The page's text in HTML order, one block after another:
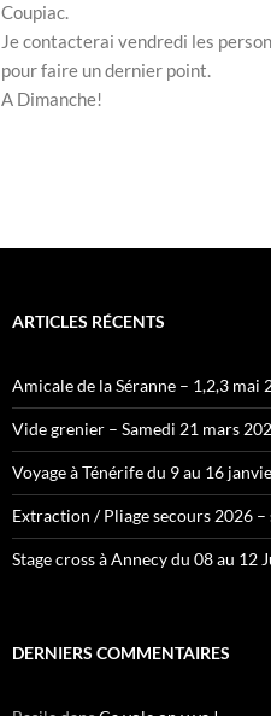
Coupiac.
Je contacterai vendredi les
pour faire un dernier point.
A Dimanche!
ARTICLES RÉCENTS
Amicale de la Séranne – 1,2,3 mai
Vide grenier – Samedi 21 mars
Voyage à Ténérife du 9 au 16
Extraction / Pliage secours 2026
Stage cross à Annecy du 08 au 12
DERNIERS COMMENTAIRES